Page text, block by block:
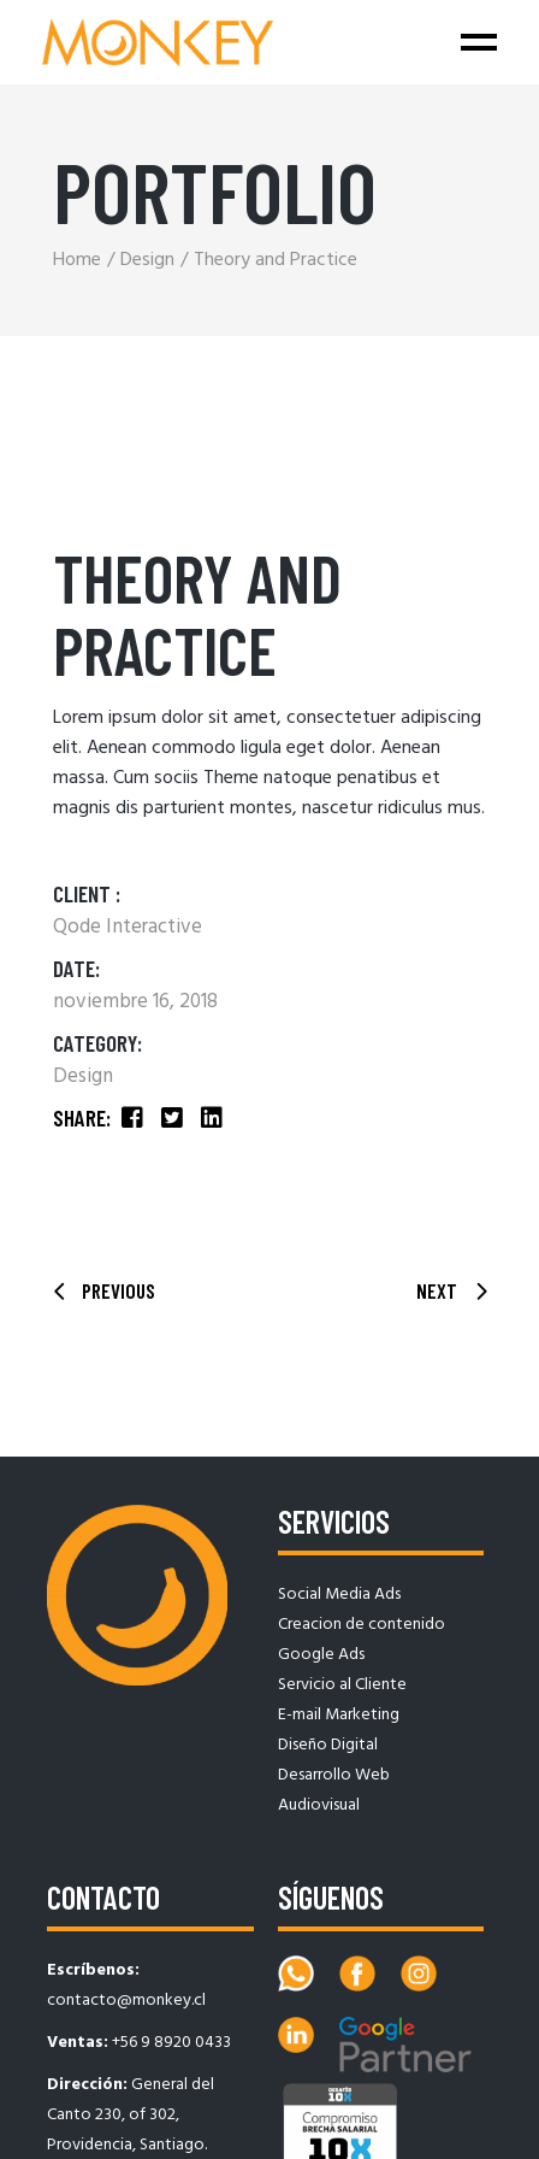
PORTFOLIO
Home Design Theory and Practice
THEORY AND
PRACTICE
Lorem ipsum dolor sit amet, consectetuer adipiscing
elit. Aenean commodo ligula eget dolor. Aenean
massa. Cum sociis Theme natoque penatibus et
magnis dis parturient montes, nascetur ridiculus mus.
CLIENT :
Qode Interactive
DATE:
noviembre 16, 2018
CATEGORY:
Design
SHARE:
PREVIOUS NEXT
SERVICIOS
Social Media Ads
Creacion de contenido
Google Ads
Servicio al Cliente
E-mail Marketing
Diseño Digital
Desarrollo Web
Audiovisual
CONTACTO
Escríbenos:
contacto@monkey.cl
Ventas:+56 9 8920 0433
Dirección:General del
Canto 230, of 302,
Providencia, Santiago.
SÍGUENOS